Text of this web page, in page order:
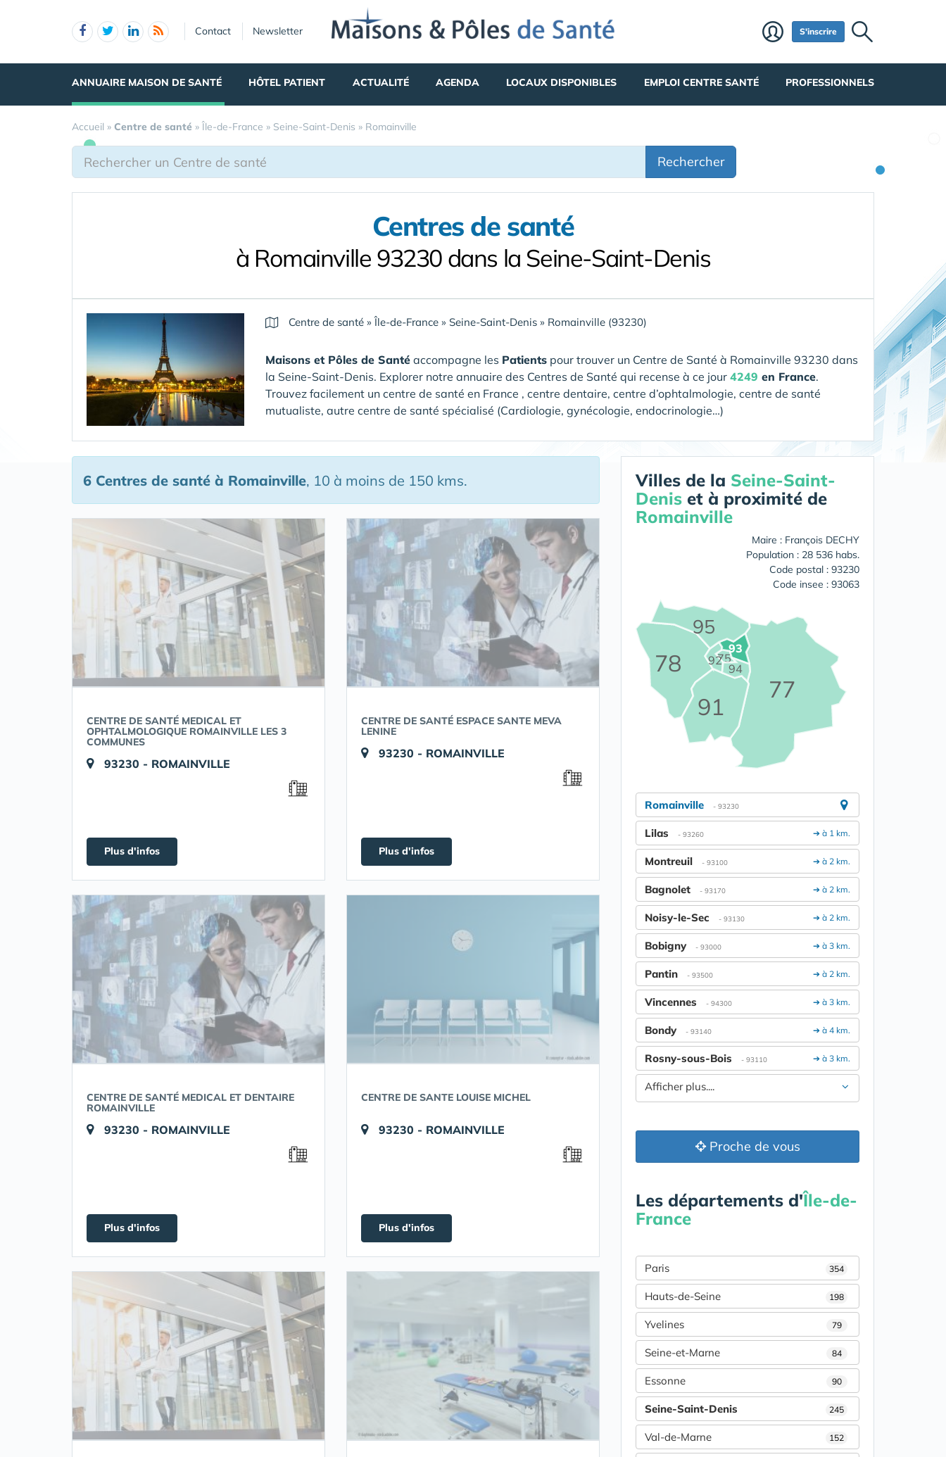
Contact Newsletter S'inscrire
ANNUAIRE MAISON DE SANTÉ HÔTEL PATIENT ACTUALITÉ AGENDA LOCAUX DISPONIBLES EMPLOI CENTRE SANTÉ PROFESSIONNELS
Accueil » Centre de santé » Île-de-France » Seine-Saint-Denis » Romainville
Rechercher
Centres de santé
à Romainville 93230 dans la Seine-Saint-Denis
Centre de santé »Île-de-France » Seine-Saint-Denis » Romainville (93230)
Maisons et Pôles de Santé accompagne les Patients pour trouver un Centre de Santé à Romainville 93230 dans
la Seine-Saint-Denis. Explorer notre annuaire des Centres de Santé qui recense à ce jour 4249 en France.
Trouvez facilement un centre de santé en France , centre dentaire, centre d’ophtalmologie, centre de santé
mutualiste, autre centre de santé spécialisé (Cardiologie, gynécologie, endocrinologie…)
6 Centres de santé à Romainville, 10 à moins de 150 kms.
CENTRE DE SANTÉ MEDICAL ET
OPHTALMOLOGIQUE ROMAINVILLE LES 3
COMMUNES
93230 - ROMAINVILLE
Plus d'infos
CENTRE DE SANTÉ ESPACE SANTE MEVA
LENINE
93230 - ROMAINVILLE
Plus d'infos
CENTRE DE SANTÉ MEDICAL ET DENTAIRE
ROMAINVILLE
93230 - ROMAINVILLE
Plus d'infos
CENTRE DE SANTE LOUISE MICHEL
93230 - ROMAINVILLE
Plus d'infos
Villes de la Seine-Saint-
Denis et à proximité de
Romainville
Maire : François DECHY
Population : 28 536 habs.
Code postal : 93230
Code insee : 93063
75
77
78
91
92
93
94
95
Romainville - 93230
➔ à 1 km.
Lilas - 93260
➔ à 2 km.
Montreuil - 93100
➔ à 2 km.
Bagnolet - 93170
➔ à 2 km.
Noisy-le-Sec - 93130
➔ à 3 km.
Bobigny - 93000
➔ à 2 km.
Pantin - 93500
➔ à 3 km.
Vincennes - 94300
➔ à 4 km.
Bondy - 93140
➔ à 3 km.
Rosny-sous-Bois - 93110
Afficher plus....
Proche de vous
Les départements d'Île-de-
France
Paris 354
Hauts-de-Seine 198
Yvelines 79
Seine-et-Marne 84
Essonne 90
Seine-Saint-Denis 245
Val-de-Marne 152